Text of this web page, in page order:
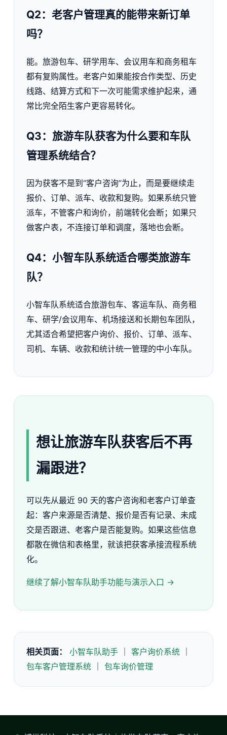
Q2：老客户管理真的能带来新订单
吗？
能。旅游包车、研学用车、会议用车和商务租车
都有复购属性。老客户如果能按合作类型、历史
线路、结算方式和下一次可能需求维护起来，通
常比完全陌生客户更容易转化。
Q3：旅游车队获客为什么要和车队
管理系统结合？
因为获客不是到“客户咨询”为止，而是要继续走
报价、订单、派车、收款和复购。如果系统只管
派车，不管客户和询价，前端转化会断；如果只
做客户表，不连接订单和调度，落地也会断。
Q4：小智车队系统适合哪类旅游车
队？
小智车队系统适合旅游包车、客运车队、商务租
车、研学/会议用车、机场接送和长期包车团队，
尤其适合希望把客户询价、报价、订单、派车、
司机、车辆、收款和统计统一管理的中小车队。
想让旅游车队获客后不再
漏跟进？
可以先从最近 90 天的客户咨询和老客户订单查
起：客户来源是否清楚、报价是否有记录、未成
交是否跟进、老客户是否能复购。如果这些信息
都散在微信和表格里，就该把获客承接流程系统
化。
继续了解小智车队助手功能与演示入口 →
相关页面： 小智车队助手｜ 客户询价系统｜
包车客户管理系统｜ 包车询价管理